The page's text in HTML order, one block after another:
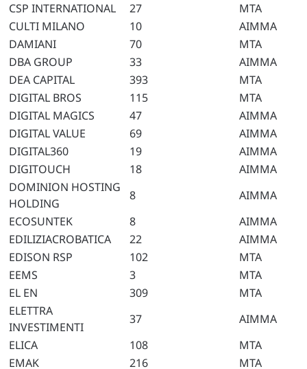
CSP INTERNATIONAL
27
MTA
CULTI MILANO
10
AIMMA
DAMIANI
70
MTA
DBA GROUP
33
AIMMA
DEA CAPITAL
393
MTA
DIGITAL BROS
115
MTA
DIGITAL MAGICS
47
AIMMA
DIGITAL VALUE
69
AIMMA
DIGITAL360
19
AIMMA
DIGITOUCH
18
AIMMA
DOMINION HOSTING
HOLDING
8
AIMMA
ECOSUNTEK
8
AIMMA
EDILIZIACROBATICA
22
AIMMA
EDISON RSP
102
MTA
EEMS
3
MTA
EL EN
309
MTA
ELETTRA
INVESTIMENTI
37
AIMMA
ELICA
108
MTA
EMAK
216
MTA